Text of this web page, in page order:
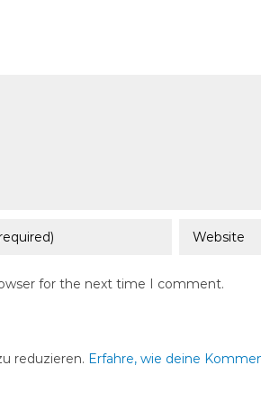
for the next time I comment.
reduzieren. Erfahre, wie deine